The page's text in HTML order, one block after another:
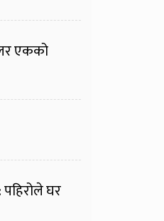
एकको
पहिरोले घर